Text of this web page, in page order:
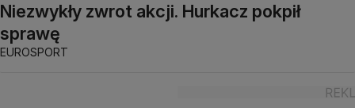
Niezwykły zwrot akcji. Hurkacz pokpił
sprawę
EUROSPORT